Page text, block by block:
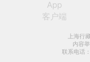
App
客户端
上海行
内容
联系电话